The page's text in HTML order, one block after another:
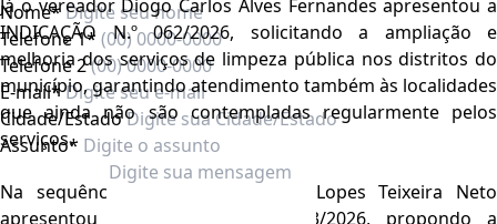
Nome*
Telefone 1*
Telefone 2
E-mail*
Cidade/Estado
Assunto*
Já o vereadorDiogo Carlos Alves Fernandes apresentou a
INDICAÇÃO N.º 062/2026, solicitando a ampliação e
melhoria dos serviços de limpeza pública nos distritos do
município, garantindo atendimento também às localidades
que ainda não são contempladas regularmente pelos
serviços.
Na sequência, o vereador
Pedro Lopes Teixeira Neto
apresentou a INDICAÇÃO N.º 063/2026, propondo a